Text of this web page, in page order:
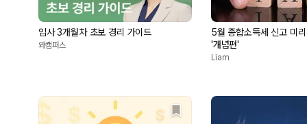
입사 3개월차 초보 경리 가이드
와캠퍼스
5월 종합소득세 신고 미
'개념편'
Liam